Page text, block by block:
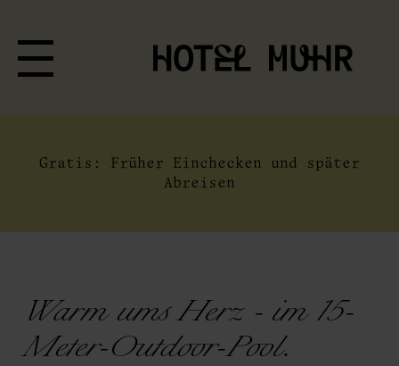
Gratis: Früher Einchecken und später
Abreisen
Warm ums Herz - im 15-
Meter-Outdoor-Pool.